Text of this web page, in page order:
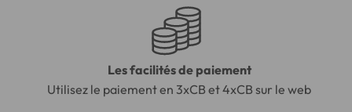
Les facilités de paiement
Utilisez le paiement en 3xCB et 4xCB sur le web